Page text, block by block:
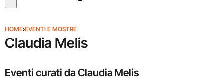
HOME›EVENTI E MOSTRE
Claudia Melis
Eventi curati da Claudia Melis